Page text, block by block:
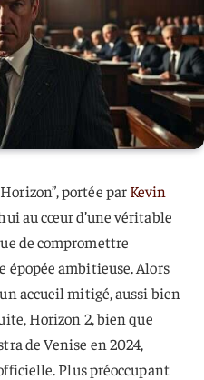
portée parKevin
au cœur d’une véritable
de compromettre
épopée ambitieuse. Alors
accueil mitigé, aussi bien
Horizon 2, bien que
de Venise en 2024,
Plus préoccupant